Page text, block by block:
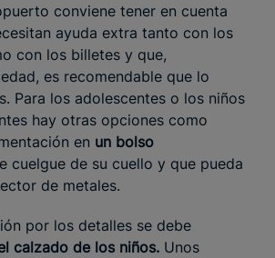
conviene tener en cuenta
ayuda extra tanto con los
con los billetes y que,
es recomendable que lo
Para los adolescentes o los niños
hay otras opciones como
en un bolso
cuelgue de su cuello y que pueda
de metales.
por los detalles se debe
calzado de los niños. Unos